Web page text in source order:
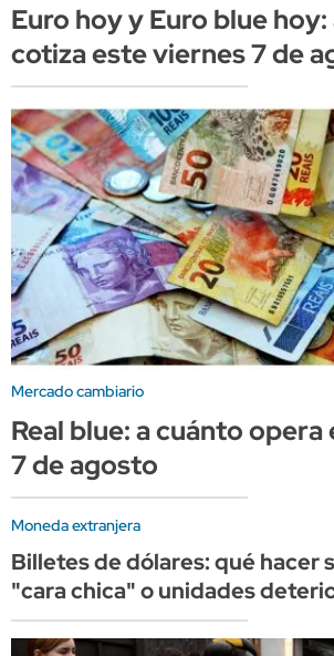
Euro hoy y Euro blue
cotiza este viernes 7 de
Mercado cambiario
Real blue: a cuánto
7 de agosto
Moneda extranjera
Billetes de dólares: qué hacer
"cara chica" o unidades